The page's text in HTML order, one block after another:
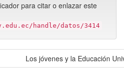
para citar o enlazar este
handle/datos/3414
Los jóvenes y la Educación